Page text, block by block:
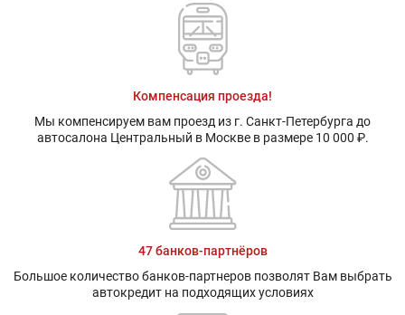
Компенсация проезда!
Мы компенсируем вам проезд из г. Санкт-Петербурга до
автосалона Центральный в Москве в размере 10 000 ₽.
47 банков-партнёров
Большое количество банков-партнеров позволят Вам выбрать
автокредит на подходящих условиях